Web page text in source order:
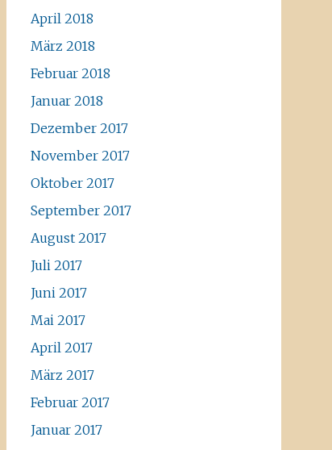
April 2018
März 2018
Februar 2018
Januar 2018
Dezember 2017
November 2017
Oktober 2017
September 2017
August 2017
Juli 2017
Juni 2017
Mai 2017
April 2017
März 2017
Februar 2017
Januar 2017